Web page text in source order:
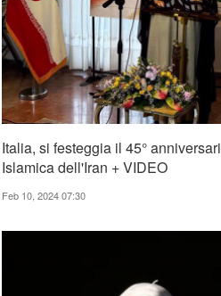
Italia, si festeggia il 45°
Islamica dell'Iran + VIDEO
Feb 10, 2024 07:30